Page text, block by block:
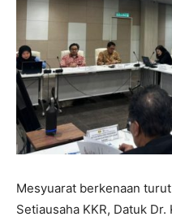
Mesyuarat berkenaan
Setiausaha KKR, Datuk